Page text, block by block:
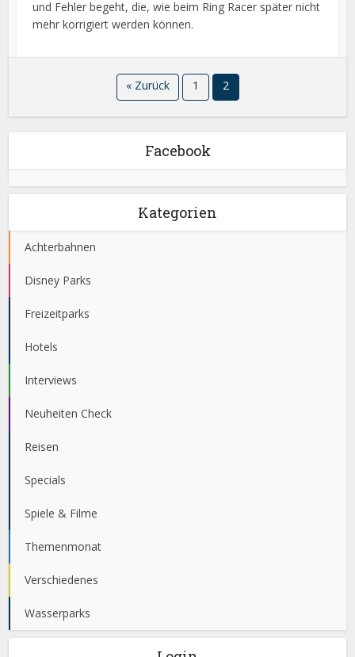
und Fehler begeht, die, wie beim Ring Racer später nicht
mehr korrigiert werden können.
« Zurück 1 2
Facebook
Kategorien
Achterbahnen
Disney Parks
Freizeitparks
Hotels
Interviews
Neuheiten Check
Reisen
Specials
Spiele & Filme
Themenmonat
Verschiedenes
Wasserparks